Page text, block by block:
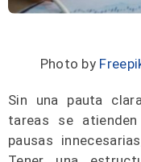
Photo by
Sin una pauta
tareas se
pausas